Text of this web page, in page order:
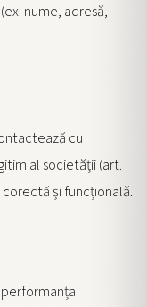
nume, adresă,
cu
al societății (art.
și funcțională.